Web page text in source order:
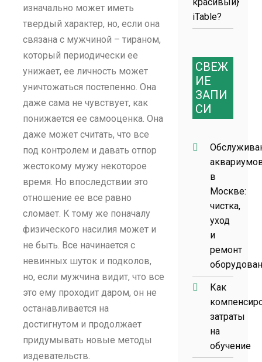
изначально может иметь
твердый характер, но, если она
связана с мужчиной – тираном,
который периодически ее
унижает, ее личность может
уничтожаться постепенно. Она
даже сама не чувствует, как
понижается ее самооценка. Она
даже может считать, что все
под контролем и давать отпор
жестокому мужу некоторое
время. Но впоследствии это
отношение ее все равно
сломает. К тому же поначалу
физического насилия может и
не быть. Все начинается с
невинных шуток и подколов,
но, если мужчина видит, что все
это ему проходит даром, он не
останавливается на
достигнутом и продолжает
придумывать новые методы
издевательств.
iTable?
СВЕЖ
ИЕ
ЗАПИ
СИ
в
Москве:
чистка,
уход
и
ремонт
Как
затраты
на
обучение